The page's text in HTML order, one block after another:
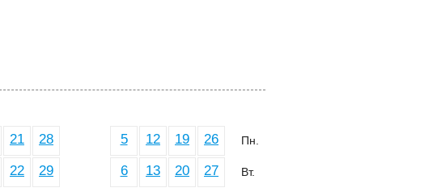
21 28
22 29
5 12 19 26 Пн.
6 13 20 27 Вт.